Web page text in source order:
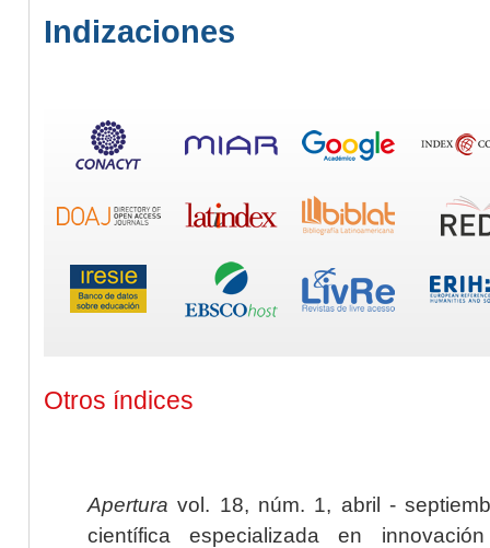
Indizaciones
Otros índices
Apertura vol. 18, núm. 1, abril -
científica especializada en